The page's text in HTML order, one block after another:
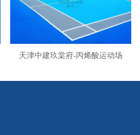
天津中建玖棠府-丙烯酸运动场